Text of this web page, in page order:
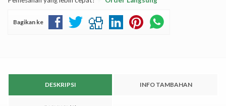
Bagikan ke
DESKRIPSI INFO TAMBAHAN